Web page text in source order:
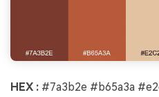
HEX : #7a3b2e #b65a3a